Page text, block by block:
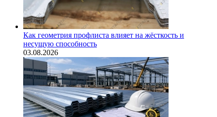
Как геометрия профлиста влияет на жёсткость и
несущую способность
03.08.2026